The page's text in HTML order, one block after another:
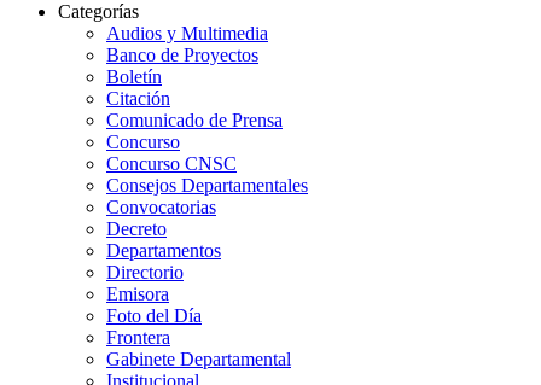
Categorías
Audios y Multimedia
Banco de Proyectos
Boletín
Citación
Comunicado de Prensa
Concurso
Concurso CNSC
Consejos Departamentales
Convocatorias
Decreto
Departamentos
Directorio
Emisora
Foto del Día
Frontera
Gabinete Departamental